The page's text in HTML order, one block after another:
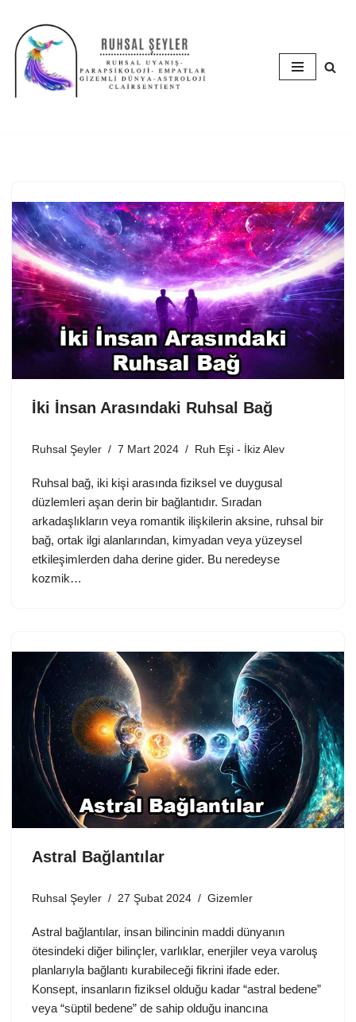
İçeriğe
geç
İki İnsan Arasındaki Ruhsal Bağ
Ruhsal Şeyler 7 Mart 2024 Ruh Eşi - İkiz Alev
Ruhsal bağ, iki kişi arasında fiziksel ve duygusal
düzlemleri aşan derin bir bağlantıdır. Sıradan
arkadaşlıkların veya romantik ilişkilerin aksine, ruhsal bir
bağ, ortak ilgi alanlarından, kimyadan veya yüzeysel
etkileşimlerden daha derine gider. Bu neredeyse
kozmik…
Astral Bağlantılar
Ruhsal Şeyler 27 Şubat 2024 Gizemler
Astral bağlantılar, insan bilincinin maddi dünyanın
ötesindeki diğer bilinçler, varlıklar, enerjiler veya varoluş
planlarıyla bağlantı kurabileceği fikrini ifade eder.
Konsept, insanların fiziksel olduğu kadar “astral bedene”
veya “süptil bedene” de sahip olduğu inancına